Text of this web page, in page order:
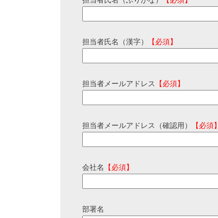
担当者氏名（漢字） 【必須】
担当者メールアドレス 【必須】
担当者メールアドレス（確認用） 【必須
会社名 【必須】
部署名